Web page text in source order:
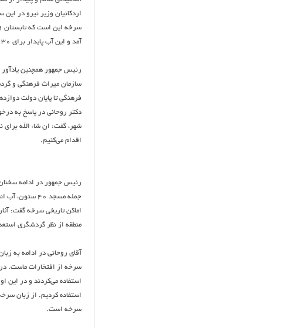
اردکانیان وزیر نیرو در
سرخه این است که تابستان ۹۹، ان‌شاء‌الله آب سالم و پایدار به سرخه خواهد
آمد و این آب پایدار برای ۳۰ سال آینده سرخه را تضمین می کند.
رئیس جمهور همچنین
سازمان میراث فرهنگی و
فرهنگی تا پایان دولت
دکتر روحانی در پاسخ به
شهر، گفت: ان شاء الله برای
اقدام می‌کنیم.
رئیس جمهور در ادامه سخنان
جمله مسجد ۴۰ ستون، آب انبار تاریخی و قدیمی سرخه، یخچال طبیعی و دیگر
اماکن تاریخی سرخه گفت:
منطقه از نظر گردشگری
آقای روحانی در ادامه به
سرخه از افتخارات ماست.
استفاده می‌کردند و در این
استفاده کردیم. از زبان
سرخه است.